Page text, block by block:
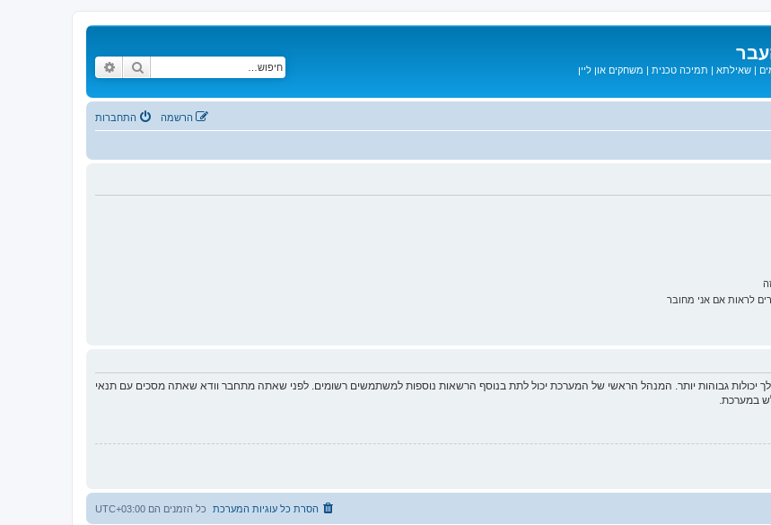
| שאילתא | תמיכה טכנית | משחקים און ליין חיפוש
התחברות הרשמה
לראות אם אני מחובר
גבוהות יותר. המנהל הראשי של המערכת יכול לתת בנוסף הרשאות נוספות למשתמשים רשומים. לפני שאתה מתחבר וודא שאתה מסכים עם תנאי
במערכת.
כל הזמנים הם UTC+03:00 הסרת כל עוגיות המערכת